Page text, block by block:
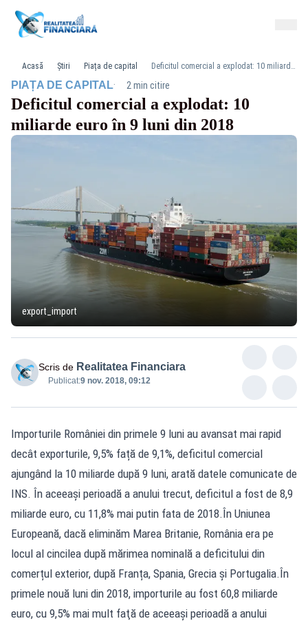
Acasă Știri Piața de capital Deficitul comercial a explodat: 10 miliarde euro în 9 luni din 2018
PIAȚA DE CAPITAL· 2 min citire
Deficitul comercial a explodat: 10
miliarde euro în 9 luni din 2018
export_import
Scris de Realitatea Financiara
Publicat:9 nov. 2018, 09:12
Importurile României din primele 9 luni au avansat mai rapid
decât exporturile, 9,5% față de 9,1%, deficitul comercial
ajungând la 10 miliarde după 9 luni, arată datele comunicate de
INS. În aceeași perioadă a anului trecut, deficitul a fost de 8,9
miliarde euro, cu 11,8% mai putin fata de 2018.În Uniunea
Europeană, dacă eliminăm Marea Britanie, România era pe
locul al cincilea după mărimea nominală a deficitului din
comerțul exterior, după Franța, Spania, Grecia și Portugalia.În
primele nouă luni din 2018, importurile au fost 60,8 miliarde
euro, cu 9,5% mai mult faţă de aceeaşi perioadă a anului